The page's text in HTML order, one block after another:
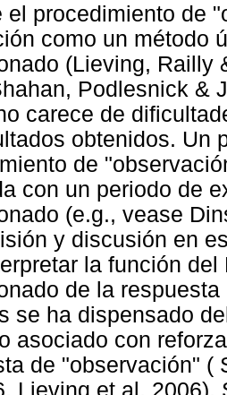
el procedimiento de
como un método
(Lieving, Railly
Podlesnick &
carece de
obtenidos. Un
de
con un periodo de
(e.g., vease
y discusión en
la función
de la
se ha dispensado
asociado con
de "observación" (
Lieving et al.